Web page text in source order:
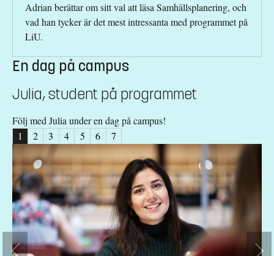
Adrian berättar om sitt val att läsa Samhällsplanering, och
vad han tycker är det mest intressanta med programmet på
LiU.
En dag på campus
Julia, student på programmet
Följ med Julia under en dag på campus!
1
2 3 4 5 6 7